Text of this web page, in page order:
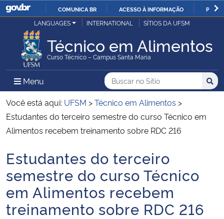
IR
O
COMUNICA BR ACESSO À INFORMAÇÃO
Ministério da Justiça e Segurança Pública
Ministério da Defesa
Ministério das Relações Exteriores
Ministério da Economia
Ministério da Infraestrutura
Ministério da Agricultura, Pecuária e Abastecimento
Ministério da Educação
LANGUAGES INTERNATIONAL SÍTIOS DA UFSM
Técnico em Alimentos
Curso Técnico – Campus Santa Maria
Menu Menu Principal do Sítio
Busca
Buscar no no Sítio
Busca:
Você está aqui: UFSM >Técnico em Alimentos >
Estudantes do terceiro semestre do curso Técnico em
Alimentos recebem treinamento sobre RDC 216
Início do conteúdo
Estudantes do terceiro
semestre do curso Técnico
em Alimentos recebem
treinamento sobre RDC 216